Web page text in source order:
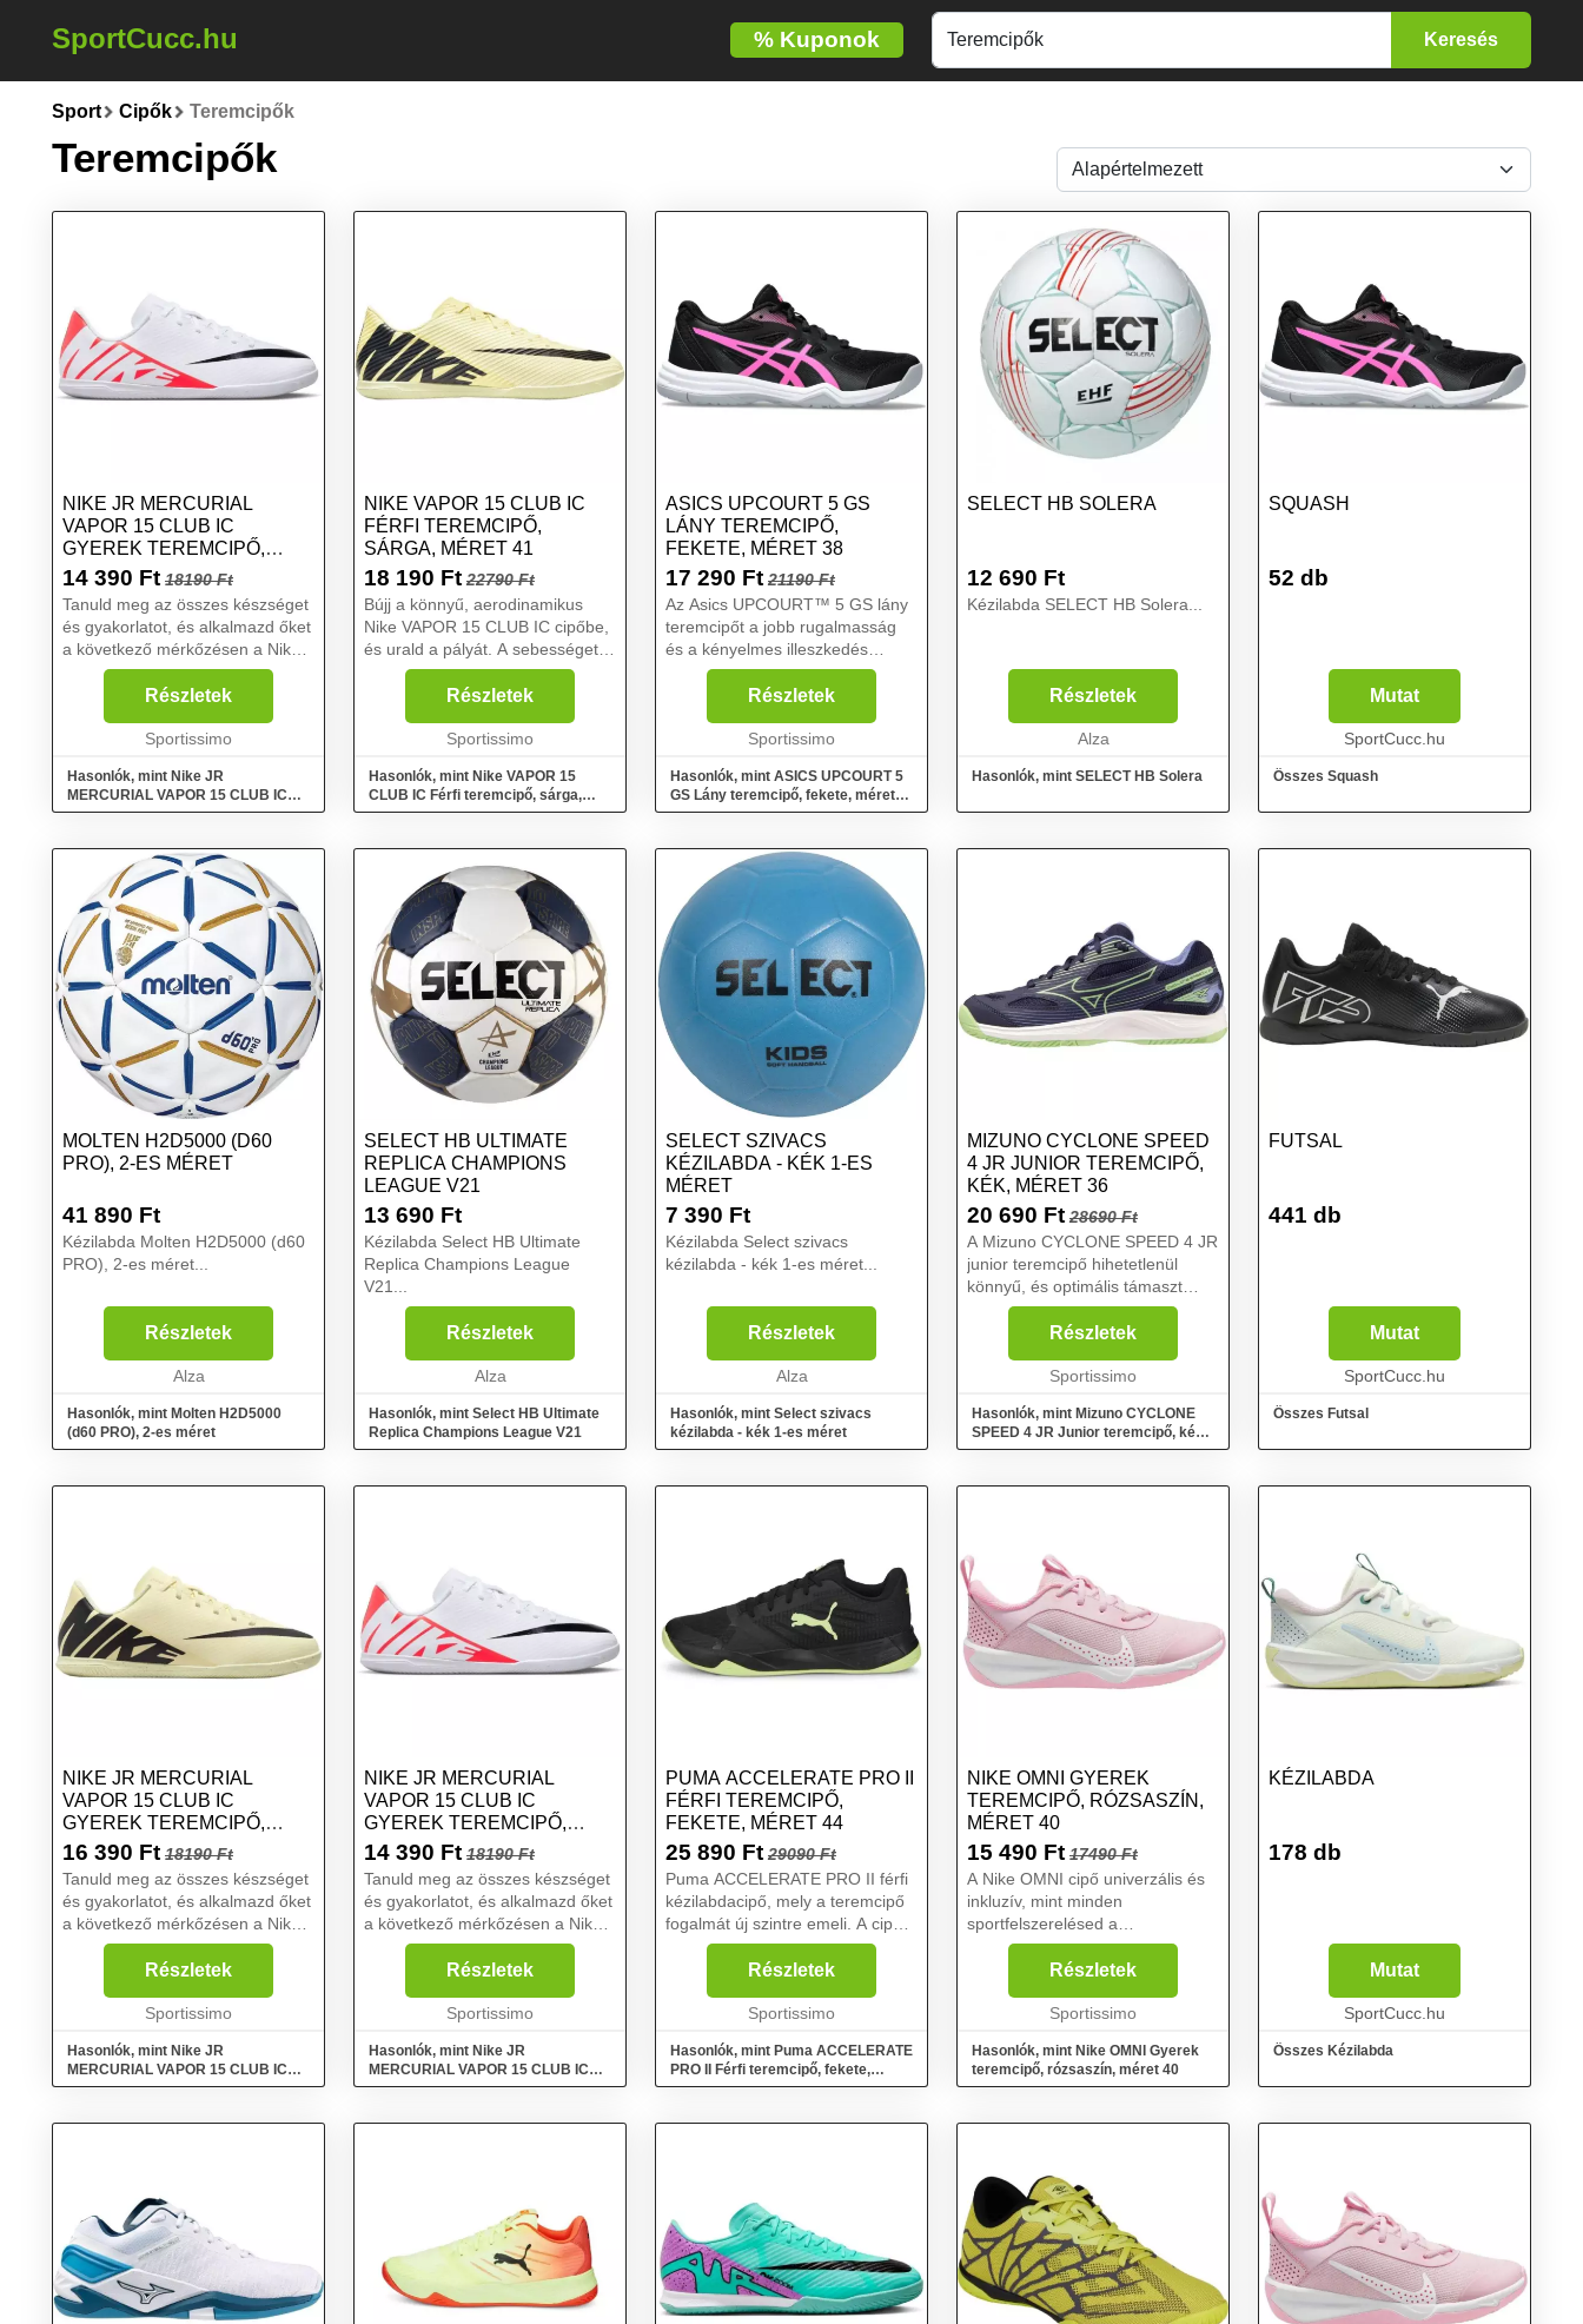
SportCucc.hu %Kuponok
Sport Cipők Teremcipők
Teremcipők
NIKE JR MERCURIAL
VAPOR 15 CLUB IC
GYEREK TEREMCIPŐ,
FEHÉR, MÉRET 35
14 390 Ft 18190 Ft
Tanuld meg az összes készséget
és gyakorlatot, és alkalmazd őket
a következő mérkőzésen a Nike
JR MERCURIAL VAPOR 15
CLUB IC gyerek teremcipőben.
Alkalmas beltéri és utcai
mérkőzésekhez, jól tapad, am...
Részletek
Sportissimo
Hasonlók, mint Nike JR
MERCURIAL VAPOR 15 CLUB IC
Gyerek teremcipő, fehér, méret 35
NIKE VAPOR 15 CLUB IC
FÉRFI TEREMCIPŐ,
SÁRGA, MÉRET 41
18 190 Ft 22790 Ft
Bújj a könnyű, aerodinamikus
Nike VAPOR 15 CLUB IC cipőbe,
és urald a pályát. A sebességet
szabályozó belső szerkezet
vékony, mégis erős anyagból
készült, amely stabilan tartja a
lábat a talpon, nem ...
Részletek
Sportissimo
Hasonlók, mint Nike VAPOR 15
CLUB IC Férfi teremcipő, sárga,
méret 41
ASICS UPCOURT 5 GS
LÁNY TEREMCIPŐ,
FEKETE, MÉRET 38
17 290 Ft 21190 Ft
Az Asics UPCOURT™ 5 GS lány
teremcipőt a jobb rugalmasság
és a kényelmes illeszkedés
érdekében fejlesztették ki. A
szélesebb hálós panel kialakítása
lágyabb, rugalmasabb
illeszkedést biztosít a kis lá...
Részletek
Sportissimo
Hasonlók, mint ASICS UPCOURT 5
GS Lány teremcipő, fekete, méret
38
SELECT HB SOLERA
12 690 Ft
Kézilabda SELECT HB Solera...
Részletek
Alza
Hasonlók, mint SELECT HB Solera
SQUASH
52 db
Mutat
SportCucc.hu
Összes Squash
MOLTEN H2D5000 (D60
PRO), 2-ES MÉRET
41 890 Ft
Kézilabda Molten H2D5000 (d60
PRO), 2-es méret...
Részletek
Alza
Hasonlók, mint Molten H2D5000
(d60 PRO), 2-es méret
SELECT HB ULTIMATE
REPLICA CHAMPIONS
LEAGUE V21
13 690 Ft
Kézilabda Select HB Ultimate
Replica Champions League
V21...
Részletek
Alza
Hasonlók, mint Select HB Ultimate
Replica Champions League V21
SELECT SZIVACS
KÉZILABDA - KÉK 1-ES
MÉRET
7 390 Ft
Kézilabda Select szivacs
kézilabda - kék 1-es méret...
Részletek
Alza
Hasonlók, mint Select szivacs
kézilabda - kék 1-es méret
MIZUNO CYCLONE SPEED
4 JR JUNIOR TEREMCIPŐ,
KÉK, MÉRET 36
20 690 Ft 28690 Ft
A Mizuno CYCLONE SPEED 4 JR
junior teremcipő hihetetlenül
könnyű, és optimális támaszt
nyújt minden gyorsan reagáló
mozdulathoz. A flex barázdák
nagy rugalmasságot biztosítanak,
a lapos talpszerkezet ...
Részletek
Sportissimo
Hasonlók, mint Mizuno CYCLONE
SPEED 4 JR Junior teremcipő, kék,
méret 36
FUTSAL
441 db
Mutat
SportCucc.hu
Összes Futsal
NIKE JR MERCURIAL
VAPOR 15 CLUB IC
GYEREK TEREMCIPŐ,
SÁRGA, MÉRET 38
16 390 Ft 18190 Ft
Tanuld meg az összes készséget
és gyakorlatot, és alkalmazd őket
a következő mérkőzésen a Nike
JR MERCURIAL VAPOR 15
CLUB IC gyerek teremcipőben.
Alkalmas beltéri és utcai
mérkőzésekhez, jól tapad, am...
Részletek
Sportissimo
Hasonlók, mint Nike JR
MERCURIAL VAPOR 15 CLUB IC
Gyerek teremcipő, sárga, méret 38
NIKE JR MERCURIAL
VAPOR 15 CLUB IC
GYEREK TEREMCIPŐ,
FEHÉR, MÉRET 35.5
14 390 Ft 18190 Ft
Tanuld meg az összes készséget
és gyakorlatot, és alkalmazd őket
a következő mérkőzésen a Nike
JR MERCURIAL VAPOR 15
CLUB IC gyerek teremcipőben.
Alkalmas beltéri és utcai
mérkőzésekhez, jól tapad, am...
Részletek
Sportissimo
Hasonlók, mint Nike JR
MERCURIAL VAPOR 15 CLUB IC
Gyerek teremcipő, fehér, méret 35.5
PUMA ACCELERATE PRO II
FÉRFI TEREMCIPŐ,
FEKETE, MÉRET 44
25 890 Ft 29090 Ft
Puma ACCELERATE PRO II férfi
kézilabdacipő, mely a teremcipő
fogalmát új szintre emeli. A cipőt
szélső és irányító játékosoknak
tervezték. Új ProFoam
technológiája tökéletes
elrugaszkodást és ütéscsil...
Részletek
Sportissimo
Hasonlók, mint Puma ACCELERATE
PRO II Férfi teremcipő, fekete,
méret 44
NIKE OMNI GYEREK
TEREMCIPŐ, RÓZSASZÍN,
MÉRET 40
15 490 Ft 17490 Ft
A Nike OMNI cipő univerzális és
inkluzív, mint minden
sportfelszerelésed a
teremsportokhoz. Tartós és
könnyű, így mozgás közben
semmi sem lassítja a
sebességedet. Válassz bármelyik
Részletek
Sportissimo
Hasonlók, mint Nike OMNI Gyerek
teremcipő, rózsaszín, méret 40
KÉZILABDA
178 db
Mutat
SportCucc.hu
Összes Kézilabda